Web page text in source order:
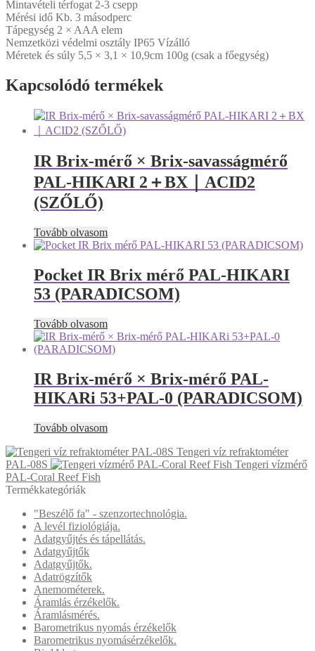
Mintavételi térfogat 2-3 csepp
Mérési idő Kb. 3 másodperc
Tápegység 2 × AAA elem
Nemzetközi védelmi osztály IP65 Vízálló
Méretek és súly 5,5 × 3,1 × 10,9cm 100g (csak a főegység)
Kapcsolódó termékek
IR Brix-mérő × Brix-savasságmérő
PAL-HIKARI 2＋BX｜ACID2
(SZŐLŐ)
Tovább olvasom
Pocket IR Brix mérő PAL-HIKARI
53 (PARADICSOM)
Tovább olvasom
IR Brix-mérő × Brix-mérő PAL-
HIKARi 53+PAL-0 (PARADICSOM)
Tovább olvasom
Tengeri víz refraktométer
PAL-08S
Tengeri vízmérő
PAL-Coral Reef Fish
Termékkategóriák
"Beszélő fa" - szenzortechnológia.
A levél fiziológiája.
Adatgyűjtés és tápellátás.
Adatgyűjtők
Adatgyűjtők.
Adatrögzítők
Anemométerek.
Áramlás érzékelők.
Áramlásmérés.
Barometrikus nyomás érzékelők
Barometrikus nyomásérzékelők.